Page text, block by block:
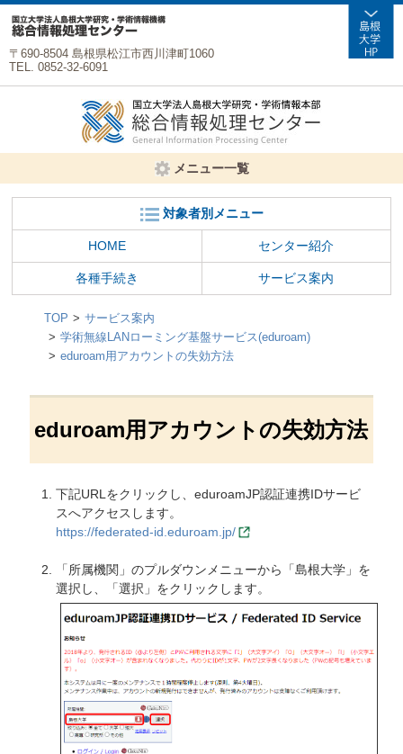
〒690-8504 島根県松江市西川津町1060
TEL. 0852-32-6091
メニュー一覧
対象者別メニュー
HOME センター紹介
各種手続き サービス案内
TOP
サービス案内
学術無線LANローミング基盤サービス(eduroam)
eduroam用アカウントの失効方法
eduroam用アカウントの失効方法
下記URLをクリックし、eduroamJP認証連携IDサービ
スへアクセスします。
https://federated-id.eduroam.jp/
「所属機関」のプルダウンメニューから「島根大学」を
選択し、「選択」をクリックします。